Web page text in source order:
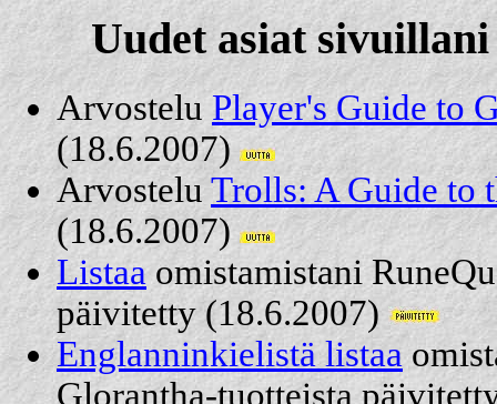
Uudet asiat sivuillani
Arvostelu Player's Guide to
(18.6.2007)
ArvosteluTrolls: A Guide to
(18.6.2007)
Listaaomistamistani
päivitetty (18.6.2007)
Englanninkielistä listaa
Glorantha-tuotteista